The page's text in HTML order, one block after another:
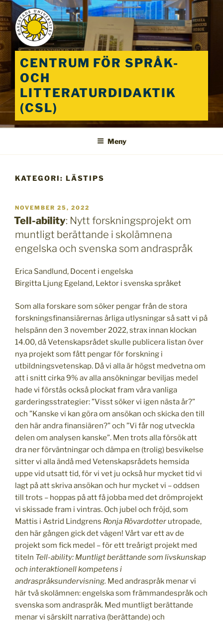
Hoppa
till
innehåll
CENTRUM FÖR SPRÅK-
OCH
LITTERATURDIDAKTIK
(CSL)
Meny
KATEGORI: LÄSTIPS
PUBLICERAT
NOVEMBER 25, 2022
Tell-ability: Nytt forskningsprojekt om
muntligt berättande i skolämnena
engelska och svenska som andraspråk
Erica Sandlund, Docent i engelska
Birgitta Ljung Egeland, Lektor i svenska språket
Som alla forskare som söker pengar från de stora
forskningsfinansiärernas årliga utlysningar så satt vi på
helspänn den 3 november 2022, strax innan klockan
14.00, då Vetenskapsrådet skulle publicera listan över
nya projekt som fått pengar för forskning i
utbildningsvetenskap. Då vi alla är högst medvetna om
att i snitt cirka 9% av alla ansökningar beviljas medel
hade vi förstås också plockat fram våra vanliga
garderingsstrategier: ”Visst söker vi igen nästa år?”
och ”Kanske vi kan göra om ansökan och skicka den till
den här andra finansiären?” och ”Vi får nog utveckla
delen om analysen kanske”. Men trots alla försök att
dra ner förväntningar och dämpa en (trolig) besvikelse
sitter vi alla ändå med Vetenskapsrådets hemsida
uppe vid utsatt tid, för vi vet ju också hur mycket tid vi
lagt på att skriva ansökan och hur mycket vi – oddsen
till trots – hoppas på att få jobba med det drömprojekt
vi skissade fram i vintras. Och jubel och fröjd, som
Mattis i Astrid Lindgrens Ronja Rövardotter utropade,
den här gången gick det vägen! Vårt var ett av de
projekt som fick medel – för ett treårigt projekt med
titeln Tell-ability: Muntligt berättande som livskunskap
och interaktionell kompetens i
andraspråksundervisning. Med andraspråk menar vi
här två skolämnen: engelska som främmandespråk och
svenska som andraspråk. Med muntligt berättande
menar vi särskilt narrativa (berättande) och